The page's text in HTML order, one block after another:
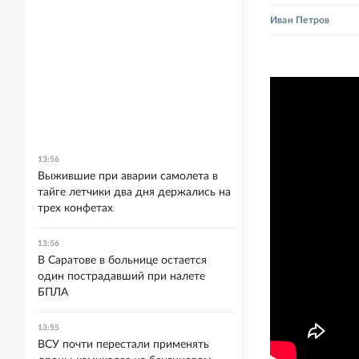
Иван Петров
13:56
Выжившие при аварии самолета в
тайге летчики два дня держались на
трех конфетах
13:56
В Саратове в больнице остается
один пострадавший при налете
БПЛА
13:55
ВСУ почти перестали применять